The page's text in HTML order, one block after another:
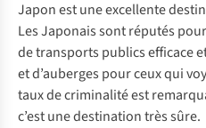
Japon est une excellente
Les Japonais sont réputés
de transports publics efficace
et d’auberges pour ceux qui
taux de criminalité est
c’est une destination très sûre.